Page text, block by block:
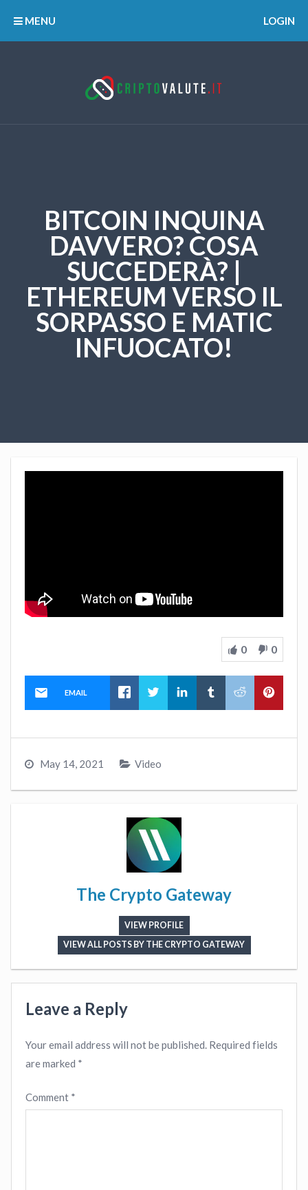
MENU LOGIN
BITCOIN INQUINA
DAVVERO? COSA
SUCCEDERÀ? |
ETHEREUM VERSO IL
SORPASSO E MATIC
INFUOCATO!
0 0
EMAIL
May 14, 2021 Video
The Crypto Gateway
VIEW PROFILE
VIEW ALL POSTS BY THE CRYPTO GATEWAY
Leave a Reply
Your email address will not be published. Required fields
are marked *
Comment *